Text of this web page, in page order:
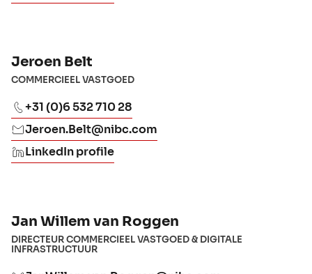
Jeroen Belt
COMMERCIEEL VASTGOED
+31 (0)6 532 710 28
Jeroen.Belt@nibc.com
LinkedIn profile
Jan Willem van Roggen
DIRECTEUR COMMERCIEEL VASTGOED & DIGITALE
INFRASTRUCTUUR